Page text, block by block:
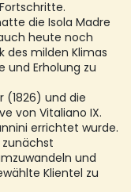
die Isola Madre
heute noch
des milden Klimas
und Erholung zu
(1826) und die
von Vitaliano IX.
errichtet wurde.
zunächst
und
Klientel zu